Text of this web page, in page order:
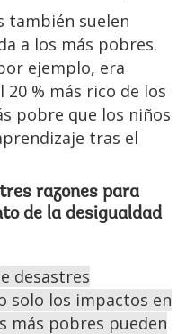
también suelen
a los más pobres.
ejemplo, era
% más rico de los
pobre que los niños
tras el
razones para
de la desigualdad
desastres
solo los impactos en
más pobres pueden